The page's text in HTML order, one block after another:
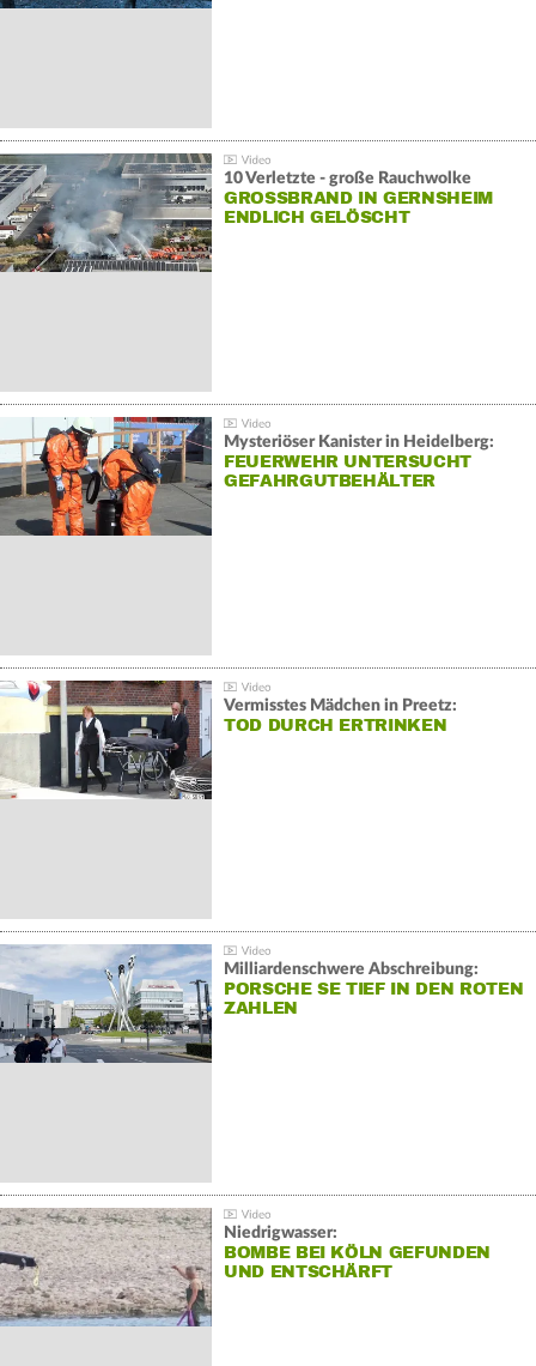
10 Verletzte - große Rauchwolke
GROSSBRAND IN GERNSHEIM E
NDLICH GELÖSCHT
Mysteriöser Kanister in Heidelberg:
FEUERWEHR UNTERSUCHT
GEFAHRGUTBEHÄLTER
Vermisstes Mädchen in Preetz:
TOD DURCH ERTRINKEN
Milliardenschwere Abschreibung:
PORSCHE SE TIEF IN DEN ROTEN
ZAHLEN
Niedrigwasser:
BOMBE BEI KÖLN GEFUNDEN
UND ENTSCHÄRFT